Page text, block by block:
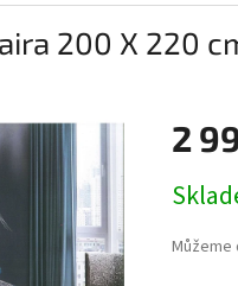
200 X 220
2
cena:
Můžeme